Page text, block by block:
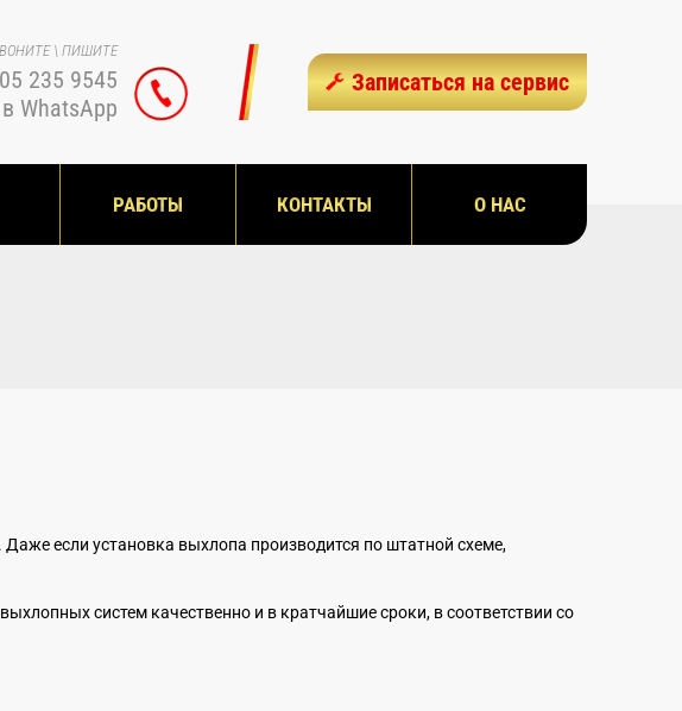
\ ПИШИТЕ
235 9545
WhatsApp
Записаться на сервис
РАБОТЫ КОНТАКТЫ О НАС
если установка выхлопа производится по штатной схеме,
систем качественно и в кратчайшие сроки, в соответствии со